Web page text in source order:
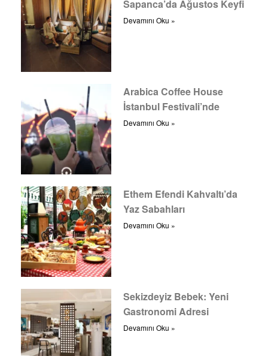
Sapanca’da Ağustos Keyfi
Devamını Oku »
Arabica Coffee House
İstanbul Festivali’nde
Devamını Oku »
Ethem Efendi Kahvaltı’da
Yaz Sabahları
Devamını Oku »
Sekizdeyiz Bebek: Yeni
Gastronomi Adresi
Devamını Oku »